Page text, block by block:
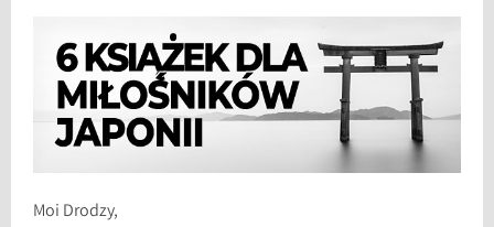
Moi Drodzy,